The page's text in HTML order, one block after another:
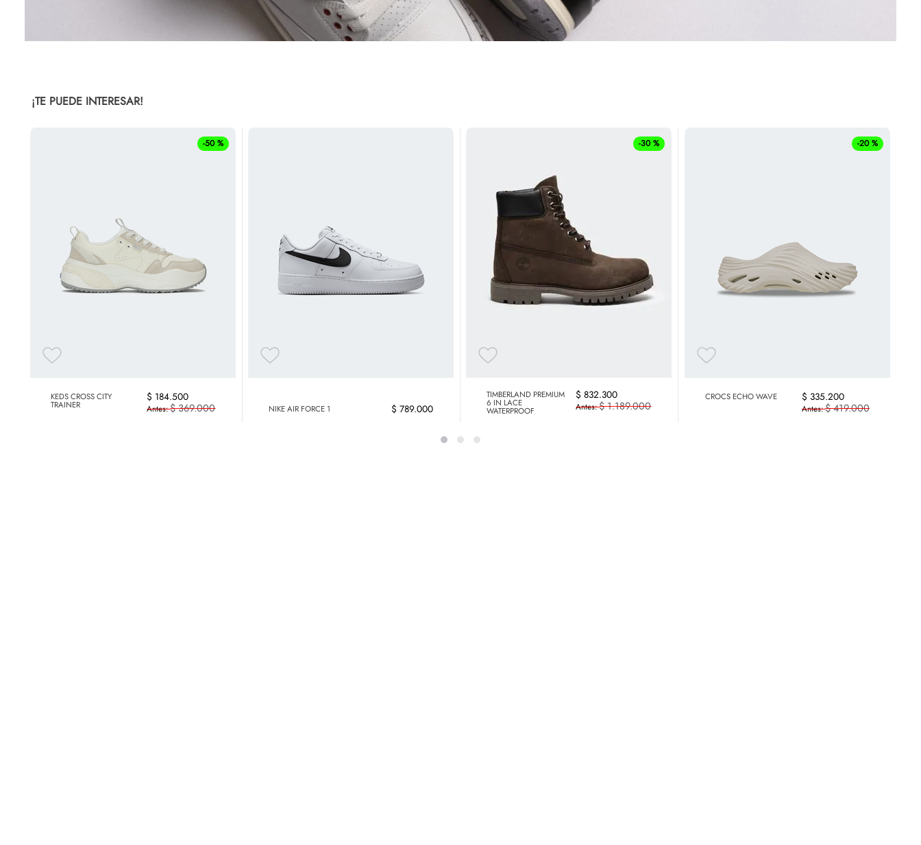
¡TE PUEDE INTERESAR!
-50 %
KEDS CROSS CITY
TRAINER
$ 184.500
$369.000 NIKE AIR FORCE 1 $ 789.000
-30 %
TIMBERLAND PREMIUM
6 IN LACE
WATERPROOF
$ 832.300
$1.189.000
-20 %
CROCS ECHO WAVE $ 335.200
$419.000